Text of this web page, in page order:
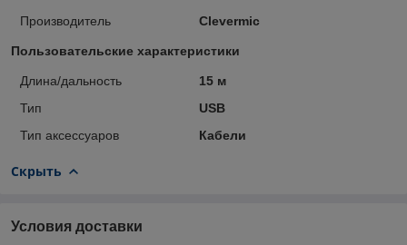
Производитель Clevermic
Пользовательские характеристики
Длина/дальность
15 м
Тип
USB
Тип аксессуаров
Кабели
Скрыть
Условия доставки